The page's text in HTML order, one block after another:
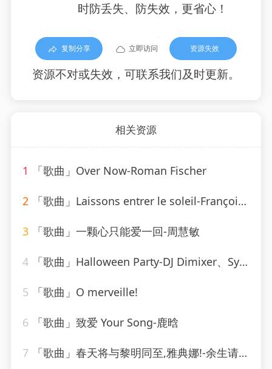
时防丢失、防失效，更省心！
复制分享 立即访问 资源失效
资源不对或失效，可联系我们及时更新。
相关资源
1 「歌曲」Over Now-Roman Fischer
2 「歌曲」Laissons entrer le soleil-François & The New Frenchies
3 「歌曲」一颗心只能爱一回-周慧敏
4 「歌曲」Halloween Party-DJ Dimixer、Syntheticsax
5 「歌曲」O merveille!
6 「歌曲」致爱 Your Song-鹿晗
7 「歌曲」春天将与黎明同至,雅典娜!-余生请珍惜